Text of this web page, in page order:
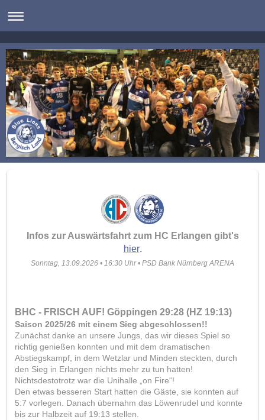
Infos zur Auswärtsfahrt zum HC Erlangen gibt's
hier.
Sonntag, 13.09.2026 • 16:30 Uhr • PSD Bank Nürnberg ARENA
BHC - FRISCH AUF! Göppingen 29:28 (HZ 19:13)
Saison 2025/26 mit einem Sieg abgeschlossen!!
Zunächst danke an unsere Jungs, das wir dieses Spiel so
richtig genießen konnten und mit dem dramatischen
Abstiegskampf, in dem Wetzlar und Minden steckten, durch
den Sieg in Erlangen nichts mehr zu tun hatten!
Nichtsdestotrotz war die Unihalle „on Fire“!
Den etwas besseren Start hatten die Gäste, sie konnten auf
5:7 vorlegen. Danach übernahm das Löwenrudel und konnte
bis zur Halbzeit auf 19:13 stellen.